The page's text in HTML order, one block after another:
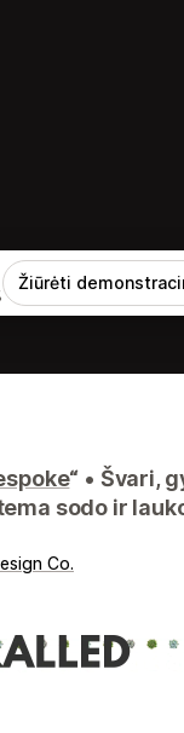
Žiūrėti
“ • Švari,
sodo ir
Co.